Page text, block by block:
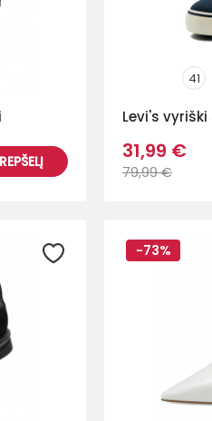
41
Levi's
31,99 €
79,99 €
-73%